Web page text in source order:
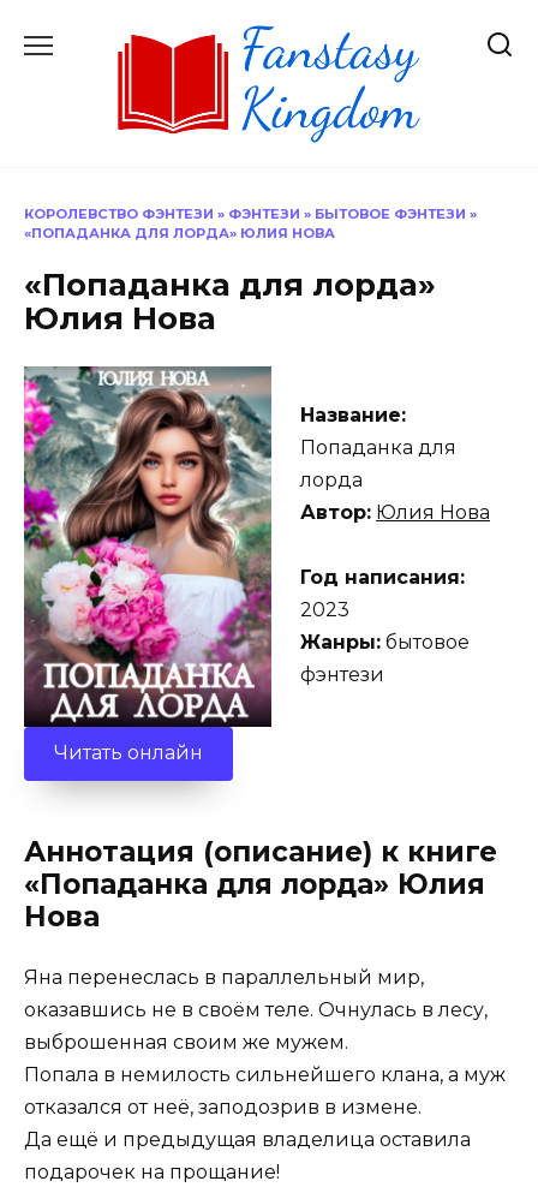
КОРОЛЕВСТВО ФЭНТЕЗИ » ФЭНТЕЗИ » БЫТОВОЕ ФЭНТЕЗИ »
«ПОПАДАНКА ДЛЯ ЛОРДА» ЮЛИЯ НОВА
«Попаданка для лорда»
Юлия Нова
Название:
Попаданка для
лорда
Автор: Юлия Нова
Год написания:
2023
Жанры: бытовое
фэнтези
Читать онлайн
Аннотация (описание) к книге
«Попаданка для лорда» Юлия
Нова
Яна перенеслась в параллельный мир,
оказавшись не в своём теле. Очнулась в лесу,
выброшенная своим же мужем.
Попала в немилость сильнейшего клана, а муж
отказался от неё, заподозрив в измене.
Да ещё и предыдущая владелица оставила
подарочек на прощание!